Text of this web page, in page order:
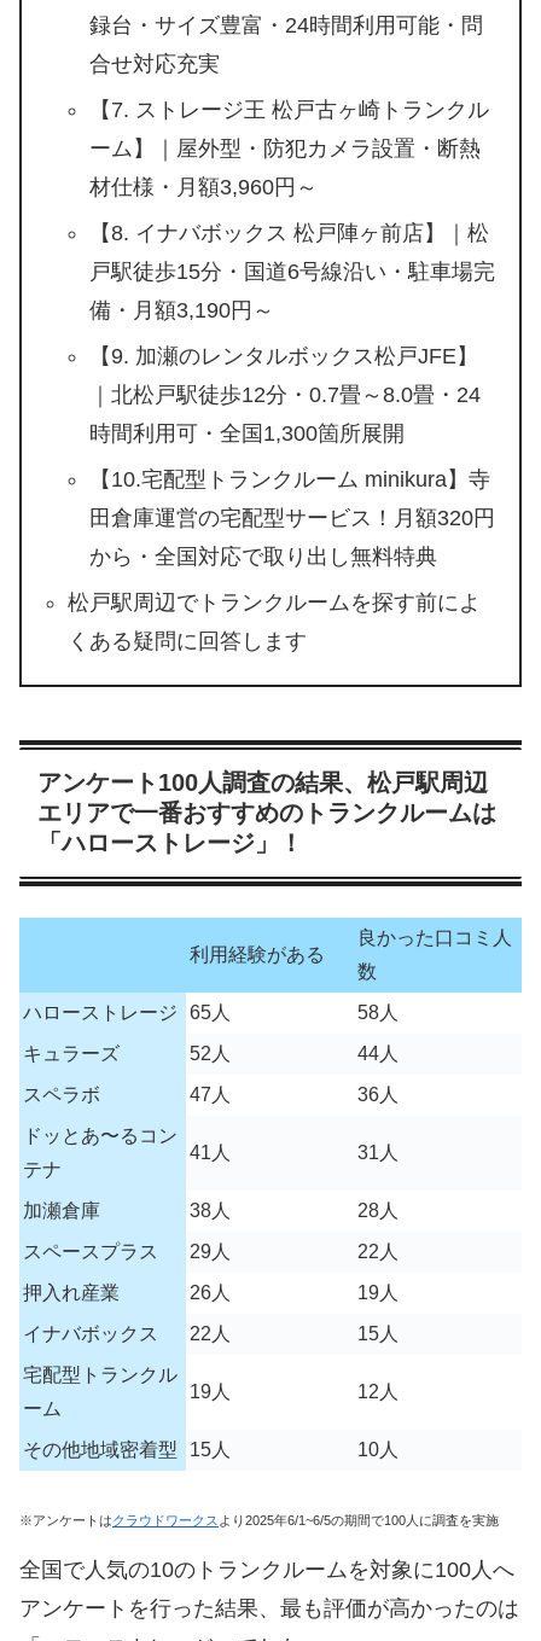
録台・サイズ豊富・24時間利用可能・問
合せ対応充実
【7. ストレージ王 松戸古ヶ崎トランクル
ーム】｜屋外型・防犯カメラ設置・断熱
材仕様・月額3,960円～
【8. イナバボックス 松戸陣ヶ前店】｜松
戸駅徒歩15分・国道6号線沿い・駐車場完
備・月額3,190円～
【9. 加瀬のレンタルボックス松戸JFE】
｜北松戸駅徒歩12分・0.7畳～8.0畳・24
時間利用可・全国1,300箇所展開
【10.宅配型トランクルーム minikura】寺
田倉庫運営の宅配型サービス！月額320円
から・全国対応で取り出し無料特典
松戸駅周辺でトランクルームを探す前によ
くある疑問に回答します
アンケート100人調査の結果、松戸駅周辺
エリアで一番おすすめのトランクルームは
「ハローストレージ」！
利用経験がある
良かった口コミ人
数
ハローストレージ
65人
58人
キュラーズ
52人
44人
スペラボ
47人
36人
ドッとあ〜るコン
テナ
41人 31人
加瀬倉庫 38人
28人
スペースプラス
29人
22人
押入れ産業
26人
19人
イナバボックス
22人
15人
宅配型トランクル
ーム
19人 12人
その他地域密着型 15人 10人
※アンケートはクラウドワークスより2025年6/1~6/5の期間で100人に調査を実施
全国で人気の10のトランクルームを対象に100人へ
アンケートを行った結果、最も評価が高かったのは